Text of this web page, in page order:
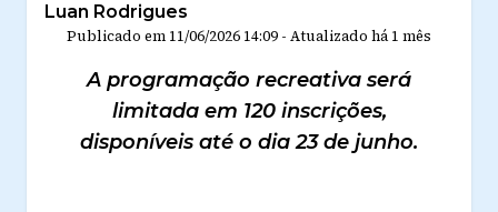
Luan Rodrigues
Publicado em 11/06/2026 14:09 - Atualizado há 1 mês
A programação recreativa será
limitada em 120 inscrições,
disponíveis até o dia 23 de junho.